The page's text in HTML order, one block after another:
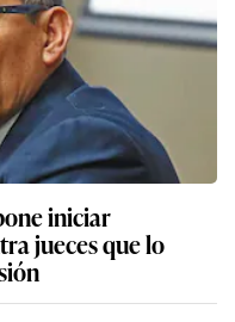
iniciar
jueces que lo